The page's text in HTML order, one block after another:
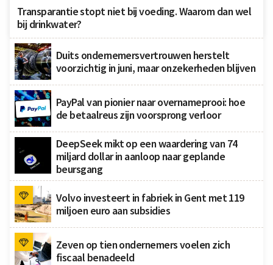
Transparantie stopt niet bij voeding. Waarom dan wel
bij drinkwater?
Duits ondernemersvertrouwen herstelt
voorzichtig in juni, maar onzekerheden blijven
PayPal van pionier naar overnameprooi: hoe
de betaalreus zijn voorsprong verloor
DeepSeek mikt op een waardering van 74
miljard dollar in aanloop naar geplande
beursgang
Volvo investeert in fabriek in Gent met 119
miljoen euro aan subsidies
Zeven op tien ondernemers voelen zich
fiscaal benadeeld